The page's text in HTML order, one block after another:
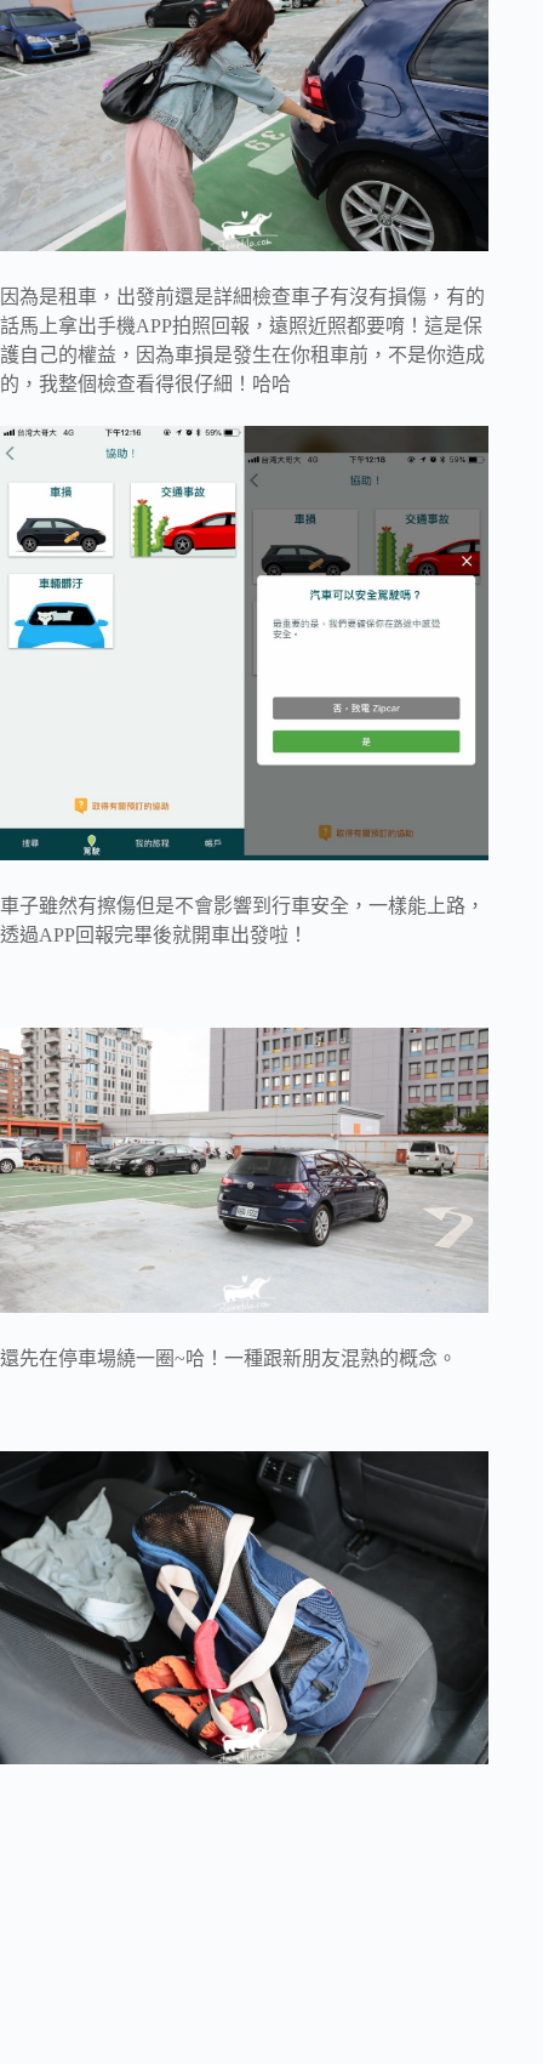
因為是租車，出發前還是詳細檢查車子有沒有損傷，有的
話馬上拿出手機APP拍照回報，遠照近照都要唷！這是保
護自己的權益，因為車損是發生在你租車前，不是你造成
的，我整個檢查看得很仔細！哈哈
車子雖然有擦傷但是不會影響到行車安全，一樣能上路，
透過APP回報完畢後就開車出發啦！
還先在停車場繞一圈~哈！一種跟新朋友混熟的概念。